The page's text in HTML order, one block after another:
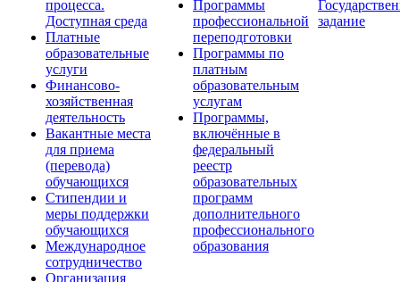
процесса.
Доступная среда
Платные
образовательные
услуги
Финансово-
хозяйственная
деятельность
Вакантные места
для приема
(перевода)
обучающихся
Стипендии и
меры поддержки
обучающихся
Международное
сотрудничество
Организация
Программы
профессиональной
переподготовки
Программы по
платным
образовательным
услугам
Программы,
включённые в
федеральный
реестр
образовательных
программ
дополнительного
профессионального
образования
задание